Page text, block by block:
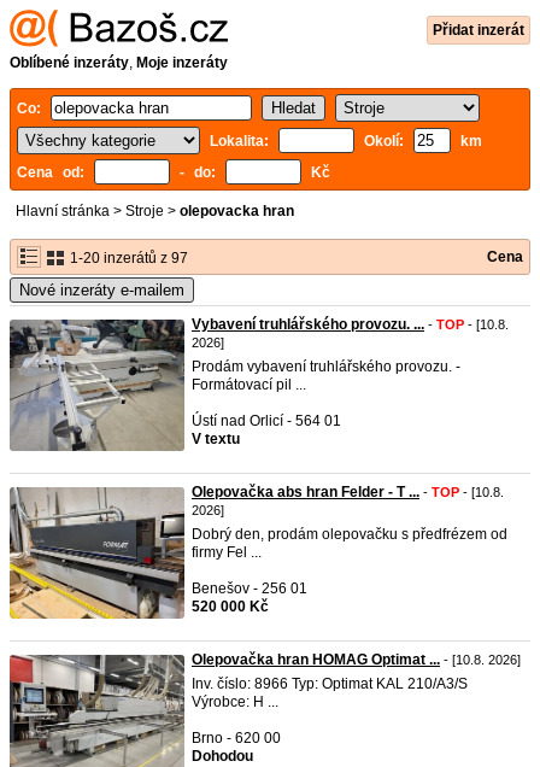
Přidat inzerát
Oblíbené inzeráty, Moje inzeráty
Co:
Lokalita:
Okolí:
km
Cena od:
- do: Kč
Hlavní stránka > Stroje > olepovacka hran
1-20 inzerátů z 97 Cena
Nové inzeráty e-mailem
Vybavení truhlářského provozu. ... - TOP - [10.8.
2026]
Prodám vybavení truhlářského provozu. -
Formátovací pil ...
Ústí nad Orlicí - 564 01
V textu
Olepovačka abs hran Felder - T ... - TOP - [10.8.
2026]
Dobrý den, prodám olepovačku s předfrézem od
firmy Fel ...
Benešov - 256 01
520 000 Kč
Olepovačka hran HOMAG Optimat ... - [10.8. 2026]
Inv. číslo: 8966 Typ: Optimat KAL 210/A3/S
Výrobce: H ...
Brno - 620 00
Dohodou